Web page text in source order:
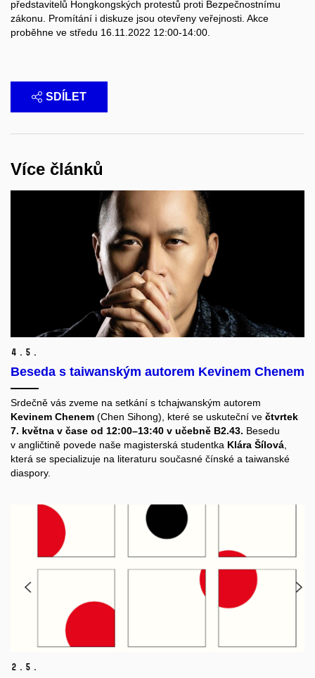
představitelů Hongkongských protestů proti Bezpečnostnímu
zákonu. Promítání i diskuze jsou otevřeny veřejnosti. Akce
proběhne ve středu 16.11.2022 12:00-14:00.
SDÍLET
Více článků
4. 5.
Beseda s taiwanským autorem Kevinem Chenem
Srdečně vás zveme na setkání s tchajwanským autorem
Kevinem Chenem (Chen Sihong), které se uskuteční ve čtvrtek
7. května v čase od 12:00–13:40 v učebně B2.43. Besedu
v angličtině povede naše magisterská studentka Klára Šílová
která se specializuje na literaturu současné čínské a taiwanské
diaspory.
2. 5.